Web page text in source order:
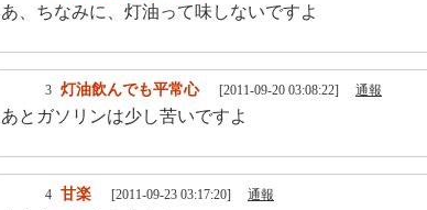
あ、ちなみに、灯油って味しないですよ
3 灯油飲んでも平常心 [2011-09-20 03:08:22] 通報
あとガソリンは少し苦いですよ
4 甘楽 [2011-09-23 03:17:20] 通報